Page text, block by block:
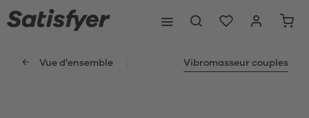
Vue d'ensemble Vibromasseur couples